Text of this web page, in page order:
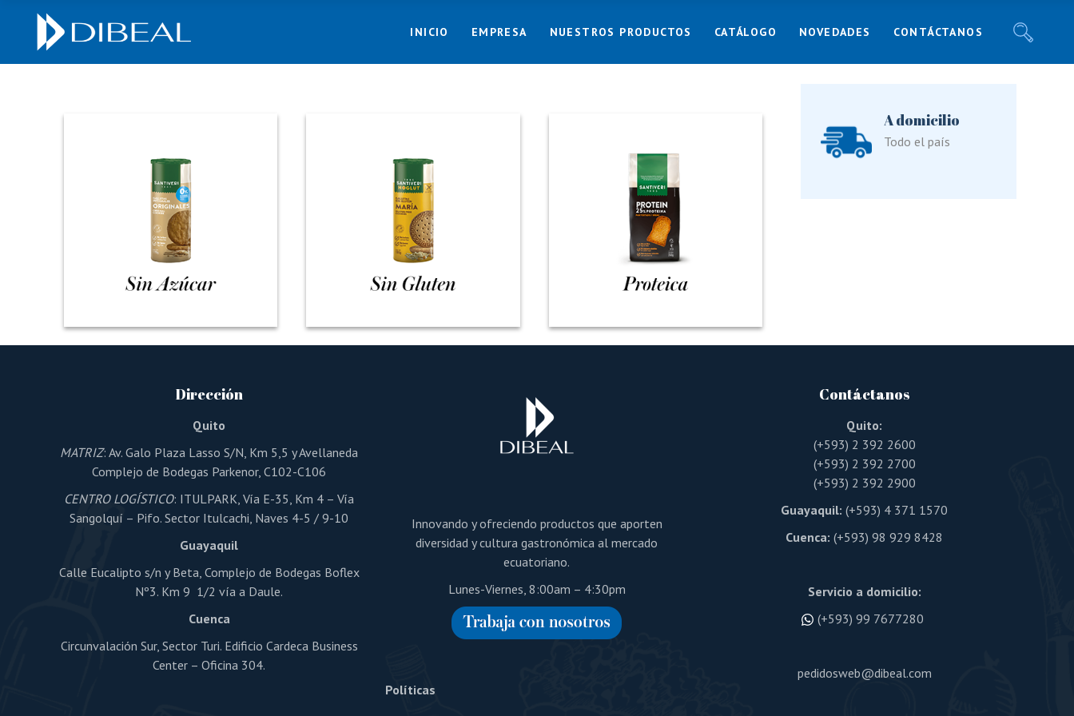
INICIO EMPRESA NUESTROS PRODUCTOS CATÁLOGO NOVEDADES
Recetas
CONTÁCTANOS
Responsabilidad SocialA domicilio
Todo el país
Dirección
Quito
MATRIZ: Av. Galo Plaza Lasso S/N, Km 5,5 y Avellaneda
Complejo de Bodegas Parkenor, C102-C106
CENTRO LOGÍSTICO: ITULPARK, Vía E-35, Km 4 – Vía
Sangolquí – Pifo. Sector Itulcachi, Naves 4-5 / 9-10
Guayaquil
Calle Eucalipto s/n y Beta, Complejo de Bodegas Boflex
Nº3. Km 9 1/2 vía a Daule.
Cuenca
Circunvalación Sur, Sector Turi. Edificio Cardeca Business
Center – Oficina 304.
Innovando y ofreciendo productos que aporten
diversidad y cultura gastronómica al mercado
ecuatoriano.
Lunes-Viernes, 8:00am – 4:30pm
Políticas
Contáctanos
Quito:
(+593) 2 392 2600
(+593) 2 392 2700
(+593) 2 392 2900
Guayaquil:(+593) 4 371 1570
Cuenca:(+593) 98 929 8428
Servicio a domicilio:
(+593) 99 7677280
pedidosweb@dibeal.com